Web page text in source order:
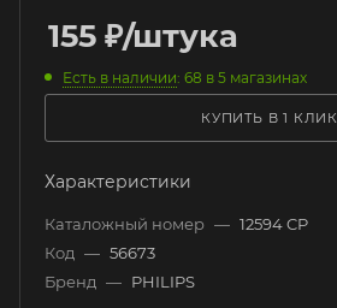
155 ₽/штука
Есть в наличии: 68 в 5 магазинах
КУПИТЬ В 1 КЛИК
Характеристики
Каталожный номер — 12594 CP
Код — 56673
Бренд — PHILIPS